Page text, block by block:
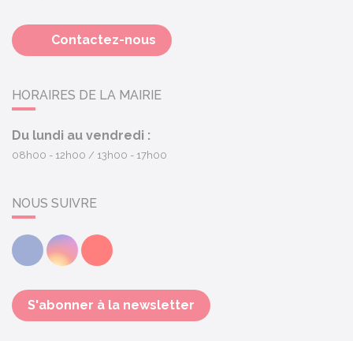
Contactez-nous
HORAIRES DE LA MAIRIE
Du lundi au vendredi :
08h00 - 12h00 13h00 - 17h00
NOUS SUIVRE
FacebookInstagramYoutube
S'abonner à la newsletter